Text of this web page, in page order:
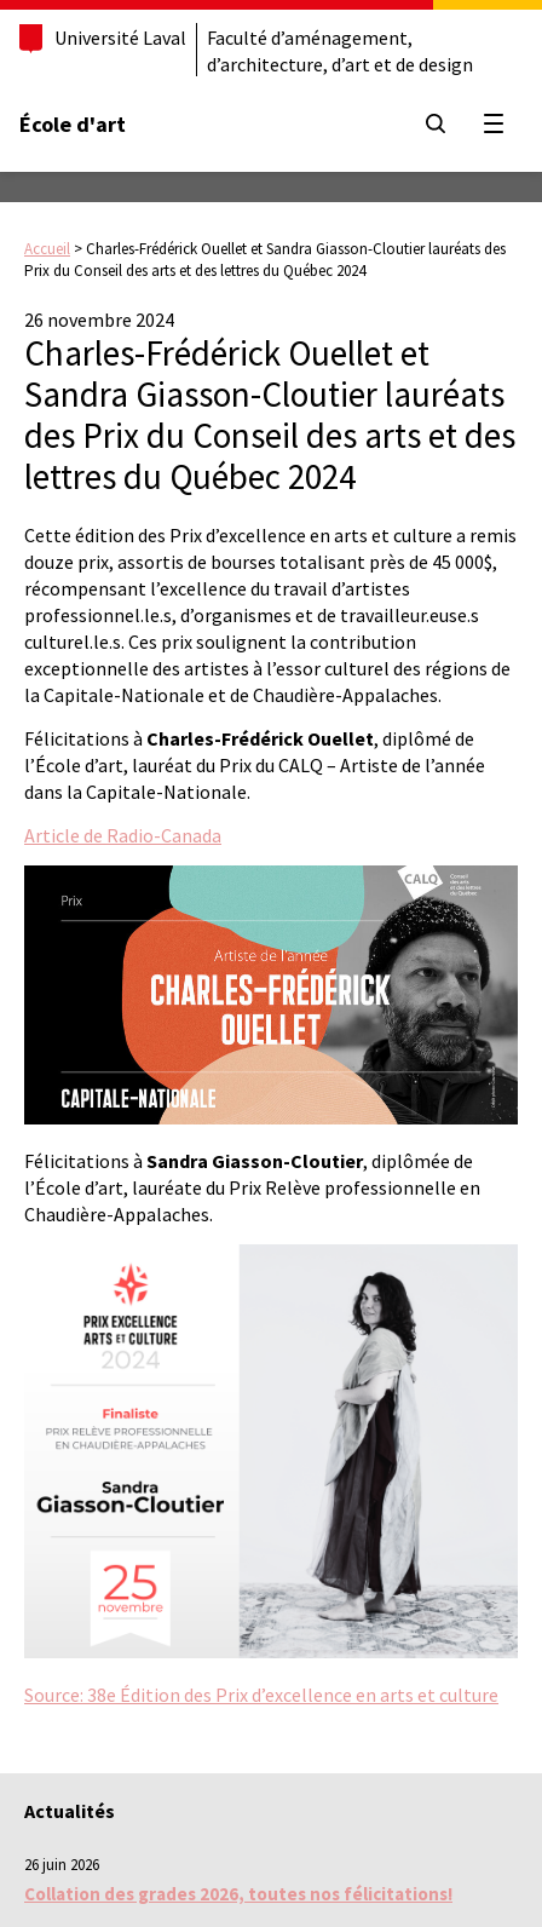
Université Laval
Faculté d’aménagement,
d’architecture, d’art et de design
École d'art
Accueil >Charles-Frédérick Ouellet et Sandra Giasson-Cloutier lauréats des
Prix du Conseil des arts et des lettres du Québec 2024
26 novembre 2024
Charles-Frédérick Ouellet et
Sandra Giasson-Cloutier lauréats
des Prix du Conseil des arts et des
lettres du Québec 2024
Cette édition des Prix d’excellence en arts et culture a remis
douze prix, assortis de bourses totalisant près de 45 000$,
récompensant l’excellence du travail d’artistes
professionnel.le.s, d’organismes et de travailleur.euse.s
culturel.le.s. Ces prix soulignent la contribution
exceptionnelle des artistes à l’essor culturel des régions de
la Capitale-Nationale et de Chaudière-Appalaches.
Félicitations à Charles-Frédérick Ouellet, diplômé de
l’École d’art, lauréat du Prix du CALQ – Artiste de l’année
dans la Capitale-Nationale.
Article de Radio-Canada
Félicitations à Sandra Giasson-Cloutier, diplômée de
l’École d’art, lauréate du Prix Relève professionnelle en
Chaudière-Appalaches.
Source: 38e Édition des Prix d’excellence en arts et culture
Actualités
26 juin 2026
Collation des grades 2026, toutes nos félicitations!